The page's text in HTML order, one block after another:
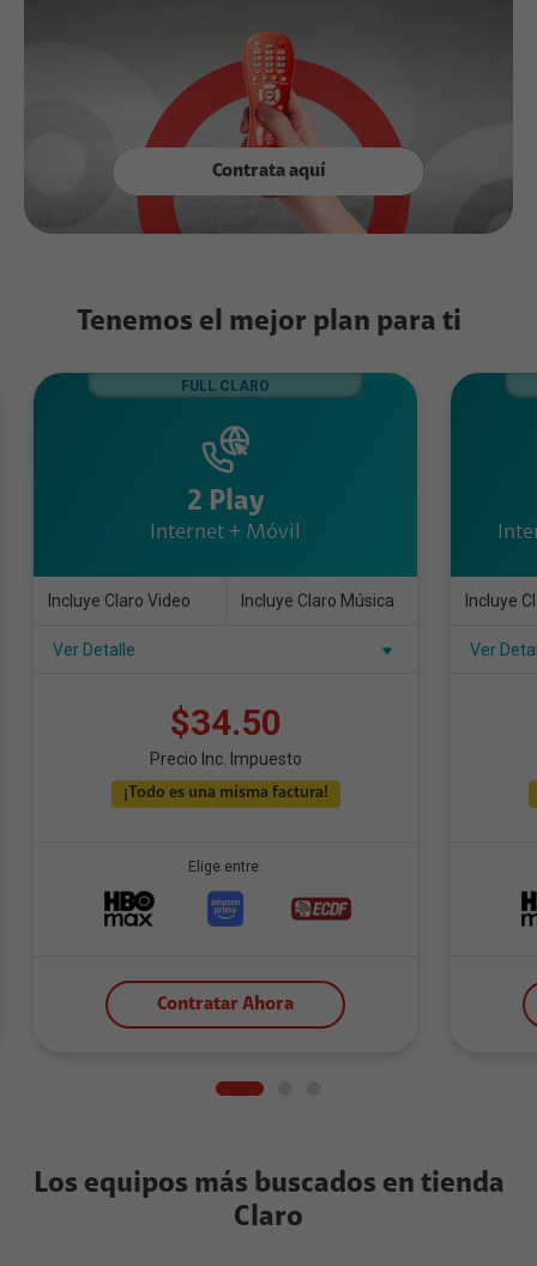
Contrata aquí
Tenemos el mejor plan para ti
FULL CLARO
2 Play
Internet + Móvil
Incluye Claro Video Incluye Claro Música
Ver Detalle
$34.50
Precio Inc. Impuesto
¡Todo es una misma factura!
Elige entre:
Contratar Ahora
Incluye
Ver
Los equipos más buscados en tienda
Claro